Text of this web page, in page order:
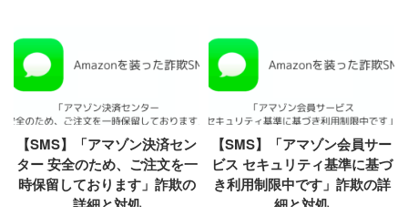
【SMS】「アマゾン決済セン
ター 安全のため、ご注文を一
時保留しております」詐欺の
詳細と対処
【SMS】「アマゾン会員サー
ビス セキュリティ基準に基づ
き利用制限中です」詐欺の詳
細と対処